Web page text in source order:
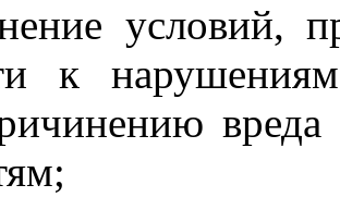
условий,
к